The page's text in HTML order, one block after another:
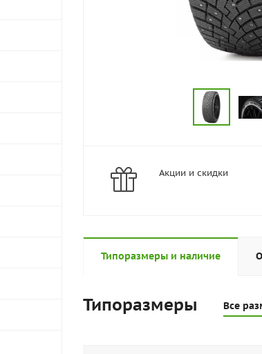
Акции и скидки
Типоразмеры и наличие
Типоразмеры Все